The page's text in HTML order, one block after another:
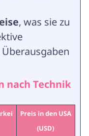
, was sie zu
nach Technik
Preis in den USA
(USD)